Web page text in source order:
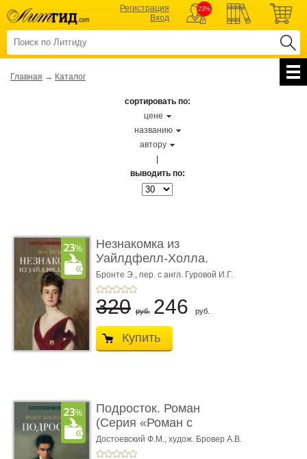
Регистрация
Вход
23%
Главная → Каталог
сортировать по:
цене
названию
автору
выводить по:
Незнакомка из
Уайлдфелл-Холла.
Роман (Серия «Р� ...
Бронте Э., пер. с англ. Гуровой И.Г.
320 руб. 246 руб.
Купить
Подросток. Роман
(Серия «Роман с
книгой»)
Достоевский Ф.М., худож. Бровер А.В.